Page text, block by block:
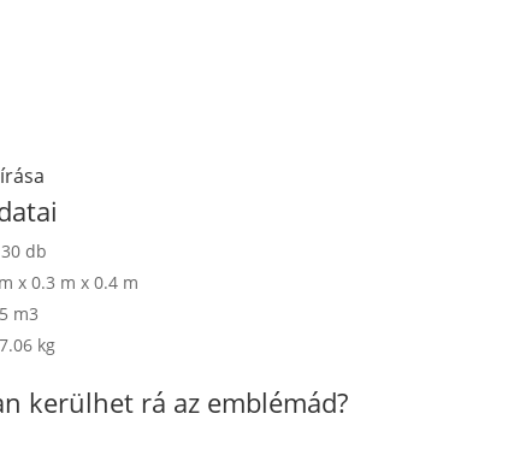
db
x 0.3 m x 0.4 m
m3
kg
kerülhet rá az emblémád?